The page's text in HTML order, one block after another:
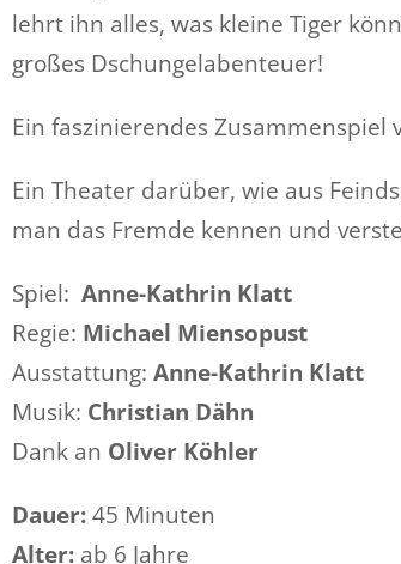
lehrt ihn alles, was kleine Tiger
großes Dschungelabenteuer!
Ein faszinierendes Zusammenspiel
Ein Theater darüber, wie aus
man das Fremde kennen und
Spiel: Anne-Kathrin Klatt
Regie: Michael Miensopust
Ausstattung: Anne-Kathrin Klatt
Musik: Christian Dähn
Dank an Oliver Köhler
Dauer: 45 Minuten
Alter: ab 6 Jahre